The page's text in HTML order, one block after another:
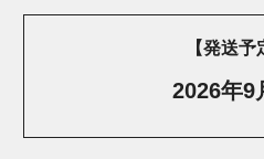
【発送予
2026年9